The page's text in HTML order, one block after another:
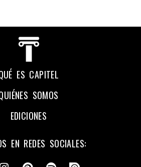
ES CAPITEL
SOMOS
EDICIONES
EN REDES SOCIALES: